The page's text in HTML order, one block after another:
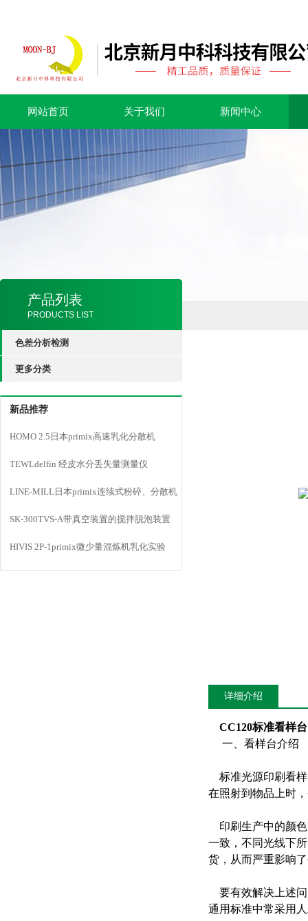
网站首页 关于我们 新闻中心
产品列表
PRODUCTS LIST
色差分析检测
更多分类
新品推荐
HOMO 2.5日本primix高速乳化分散机
TEWLdelfin 经皮水分丢失量测量仪
LINE-MILL日本primix连续式粉碎、分散机
LINE MILL
SK-300TVS-A带真空装置的搅拌脱泡装置
HIVIS 2P-1primix微少量混炼机乳化实验
详细介绍
CC120标准看样台
一、看样台介绍
标准光源印刷看样
在照射到物品上时
印刷生产中的颜色
一致，不同光线下
货，从而严重影响
要有效解决上述问
通用标准中常采用